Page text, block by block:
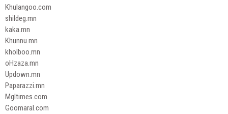
Khulangoo.com
shildeg.mn
kaka.mn
Khunnu.mn
kholboo.mn
oHzaza.mn
Updown.mn
Paparazzi.mn
Mgltimes.com
Goomaral.com